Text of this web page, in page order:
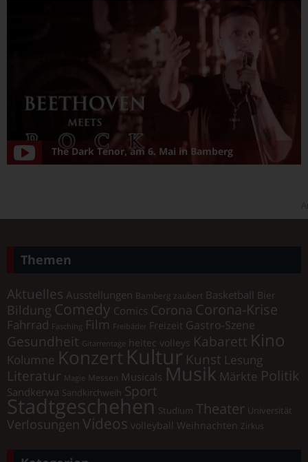
The Dark Tenor, am 6. Mai in Bamberg
Themen
Aktuelles Ausstellungen Bamberg zaubert Basketball Bier
Bildung Comedy Comics Corona Corona-Krise
Fahrrad Fasching Film Freibäder Freizeit Gastro-Szene
Gesundheit Gitarrentage heitec volleys Kabarett Kino
Kolumne Konzert Kultur Kunst Lesung
Literatur Magie Messen Musicals Musik Märkte Politik
Sandkerwa Sandkirchweih Sport
Stadtgeschehen Studium Theater Universität
Verlosungen Videos volleyball Weihnachten Zirkus